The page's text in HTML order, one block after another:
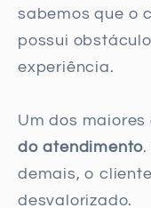
sabemos que o
possui
experiência.
Um dos maiores
do atendimento
demais, o
desvalorizado.